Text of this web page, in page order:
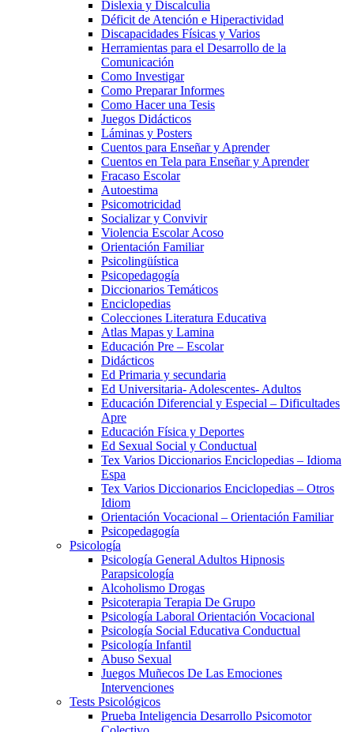
Dislexia y Discalculia
Déficit de Atención e Hiperactividad
Discapacidades Físicas y Varios
Herramientas para el Desarrollo de la
Comunicación
Como Investigar
Como Preparar Informes
Como Hacer una Tesis
Juegos Didácticos
Láminas y Posters
Cuentos para Enseñar y Aprender
Cuentos en Tela para Enseñar y Aprender
Fracaso Escolar
Autoestima
Psicomotricidad
Socializar y Convivir
Violencia Escolar Acoso
Orientación Familiar
Psicolingüística
Psicopedagogía
Diccionarios Temáticos
Enciclopedias
Colecciones Literatura Educativa
Atlas Mapas y Lamina
Educación Pre – Escolar
Didácticos
Ed Primaria y secundaria
Ed Universitaria- Adolescentes- Adultos
Educación Diferencial y Especial – Dificultades
Apre
Educación Física y Deportes
Ed Sexual Social y Conductual
Tex Varios Diccionarios Enciclopedias – Idioma
Espa
Tex Varios Diccionarios Enciclopedias – Otros
Idiom
Orientación Vocacional – Orientación Familiar
Psicopedagogía
Psicología
Psicología General Adultos Hipnosis
Parapsicología
Alcoholismo Drogas
Psicoterapia Terapia De Grupo
Psicología Laboral Orientación Vocacional
Psicología Social Educativa Conductual
Psicología Infantil
Abuso Sexual
Juegos Muñecos De Las Emociones
Intervenciones
Tests Psicológicos
Prueba Inteligencia Desarrollo Psicomotor